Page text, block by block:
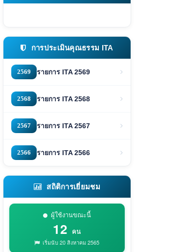
การประเมินคุณธรรม ITA
2569 รายการ ITA 2569
2568 รายการ ITA 2568
2567 รายการ ITA 2567
2566 รายการ ITA 2566
สถิติการเยี่ยมชม
ผู้ใช้งานขณะนี้
12 คน
เริ่มนับ 20 สิงหาคม 2565